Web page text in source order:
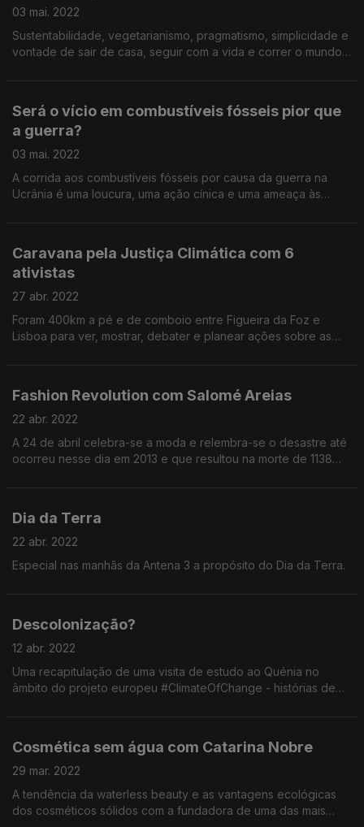
03 mai. 2022
Sustentabilidade, vegetarianismo, pragmatismo, simplicidade e
vontade de sair de casa, seguir com a vida e correr o mundo
Será o vício em combustíveis fósseis pior que
a guerra?
03 mai. 2022
A corrida aos combustíveis fósseis por causa da guerra na
Ucrânia é uma loucura, uma ação cínica e uma ameaça às
Caravana pela Justiça Climática com 6
ativistas
27 abr. 2022
Foram 400km a pé e de comboio entre Figueira da Foz e
Lisboa para ver, mostrar, debater e planear ações sobre as
Fashion Revolution com Salomé Areias
22 abr. 2022
A 24 de abril celebra-se a moda e relembra-se o desastre até
ocorreu nesse dia em 2013 e que resultou na morte de 1138
Dia da Terra
22 abr. 2022
Especial nas manhãs da Antena 3 a propósito do Dia da Terra.
Descolonização?
12 abr. 2022
Uma recapitulação de uma visita de estudo ao Quénia no
âmbito do projeto europeu #ClimateOfChange - histórias de
Cosmética sem água com Catarina Nobre
29 mar. 2022
A tendência da waterless beauty e as vantagens ecológicas
dos cosméticos sólidos com a fundadora de uma das mais